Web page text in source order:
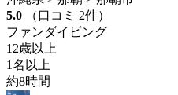
5.0
（口コミ 2件）
ファンダイビング
12歳以上
1名以上
約8時間